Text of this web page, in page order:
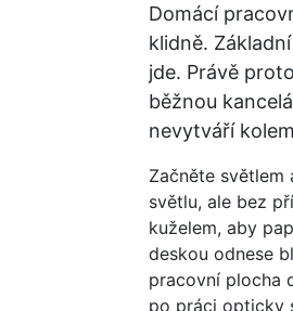
Domácí
klidně.
jde. Právě
běžnou
nevytváří
Začněte světlem
světlu, ale bez
kuželem, aby
deskou odnese
pracovní plocha
po práci opticky